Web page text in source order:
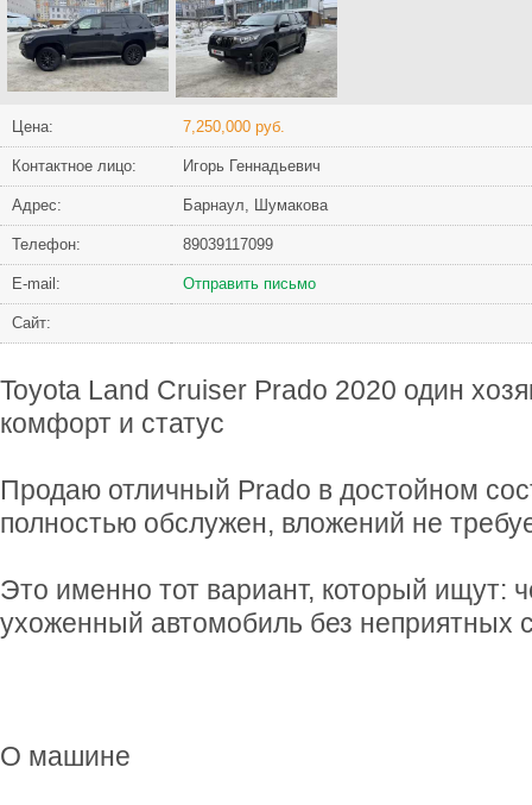
Цена: 7,250,000 руб.
Контактное лицо: Игорь Геннадьевич
Адрес: Барнаул, Шумакова
Телефон: 89039117099
Е-mail: Отправить письмо
Сайт:
Toyota Land Cruiser Prado 2020 один
комфорт и статус
Продаю отличный Prado в достойном
полностью обслужен, вложений не
Это именно тот вариант, который ищут:
ухоженный автомобиль без неприятных
О машине